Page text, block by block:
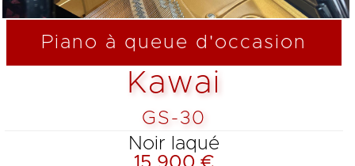
Piano à queue d'occasion
Kawai
GS-30
Noir laqué